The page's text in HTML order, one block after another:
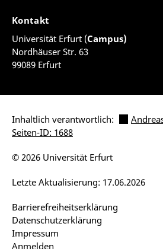
Kontakt
Universität Erfurt (Campus)
Nordhäuser Str. 63
99089 Erfurt
Inhaltlich verantwortlich:
Seiten-ID: 1688
Barrierefreiheitserklärung
Datenschutzerklärung
Impressum
Anmelden
Letzte Aktualisierung: 17.06.2026
© 2026 Universität Erfurt